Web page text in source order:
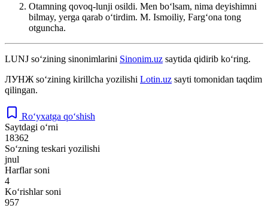
Otamning qovoq-lunji osildi. Men boʻlsam, nima deyishimni
bilmay, yerga qarab oʻtirdim. M. Ismoiliy, Fargʻona tong
otguncha.
LUNJ so‘zining sinonimlarini Sinonim.uz saytida qidirib ko‘ring.
ЛУНЖ so‘zining kirillcha yozilishi Lotin.uz sayti tomonidan taqdim
qilingan.
Ro‘yxatga qo‘shish
Saytdagi o‘rni
18362
So‘zning teskari yozilishi
jnul
Harflar soni
4
Ko‘rishlar soni
957